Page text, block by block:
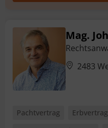
Mag.
2483
Pachtvertrag Erbvertrag